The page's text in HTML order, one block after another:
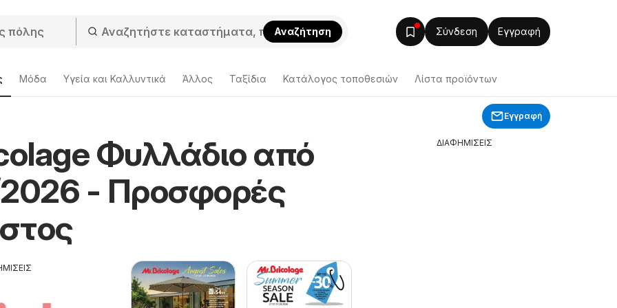
Αναζήτηση Σύνδεση Εγγραφή
Μόδα Υγεία και Καλλυντικά Άλλος Ταξίδια Κατάλογος τοποθεσιών Λίστα προϊόντων
Εγγραφή
Φυλλάδιο από
- Προσφορές
ΔΙΑΦΗΜΙΣΕΙΣ